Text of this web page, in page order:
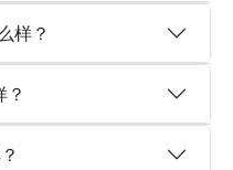
样？